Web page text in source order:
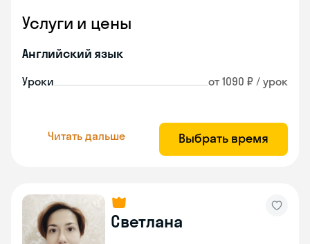
Услуги и цены
Английский язык
Уроки от 1090 ₽ / урок
Читать дальше Выбрать время
Светлана